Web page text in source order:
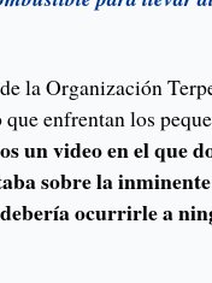
la Organización
enfrentan los
un video en el que
sobre la
ocurrirle a